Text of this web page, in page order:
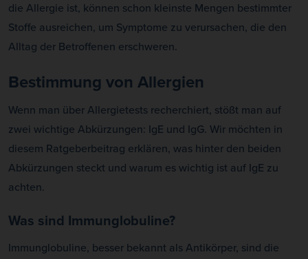
die Allergie ist, können schon kleinste Mengen bestimmter
Stoffe ausreichen, um Symptome zu verursachen, die den
Alltag der Betroffenen erschweren.
Bestimmung von Allergien
Wenn man über Allergietests recherchiert, stößt man auf
zwei wichtige Abkürzungen: IgE und IgG. Wir möchten in
diesem Ratgeberbeitrag erklären, was hinter den beiden
Abkürzungen steckt und warum es wichtig ist auf IgE zu
achten.
Was sind Immunglobuline?
Immunglobuline, besser bekannt als Antikörper, sind die